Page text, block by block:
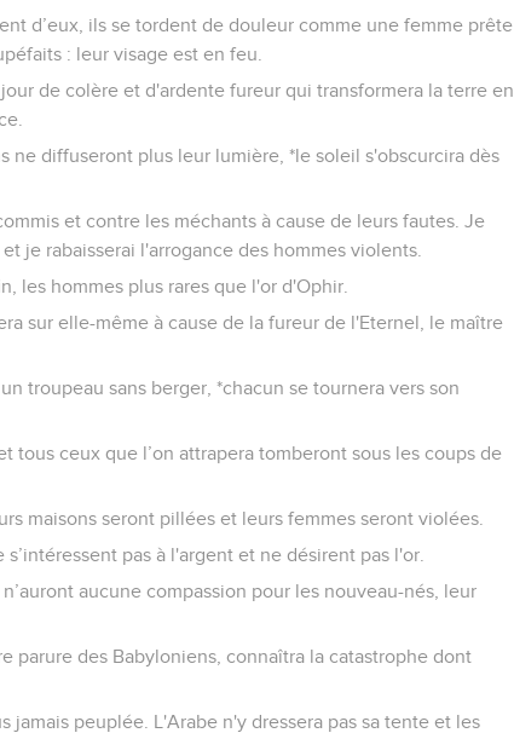
d’eux, ils se tordent de douleur comme une femme prête
: leur visage est en feu.
de colère et d'ardente fureur qui transformera la terre en
ne diffuseront plus leur lumière, *le soleil s'obscurcira dès
et contre les méchants à cause de leurs fautes. Je
je rabaisserai l'arrogance des hommes violents.
les hommes plus rares que l'or d'Ophir.
sur elle-même à cause de la fureur de l'Eternel, le maître
troupeau sans berger, *chacun se tournera vers son
tous ceux que l’on attrapera tomberont sous les coups de
maisons seront pillées et leurs femmes seront violées.
pas à l'argent et ne désirent pas l'or.
aucune compassion pour les nouveau-nés, leur
parure des Babyloniens, connaîtra la catastrophe dont
jamais peuplée. L'Arabe n'y dressera pas sa tente et les